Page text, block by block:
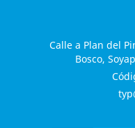
Calle a Plan del
Bosco,